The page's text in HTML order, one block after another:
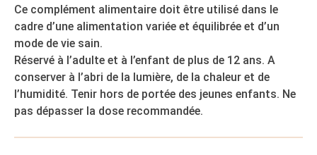
Ce complément alimentaire doit être utilisé dans le
cadre d’une alimentation variée et équilibrée et d’un
mode de vie sain.
Réservé à l’adulte et à l’enfant de plus de 12 ans. A
conserver à l’abri de la lumière, de la chaleur et de
l’humidité. Tenir hors de portée des jeunes enfants. Ne
pas dépasser la dose recommandée.